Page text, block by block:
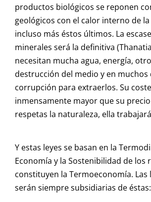
productos biológicos se reponen
geológicos con el calor interno de
incluso más éstos últimos. La
minerales será la definitiva
necesitan mucha agua, energía,
destrucción del medio y en muchos
corrupción para extraerlos. Su
inmensamente mayor que su
respetas la naturaleza, ella
Y estas leyes se basan en la
Economía y la Sostenibilidad de los
constituyen la Termoeconomía. Las
serán siempre subsidiarias de